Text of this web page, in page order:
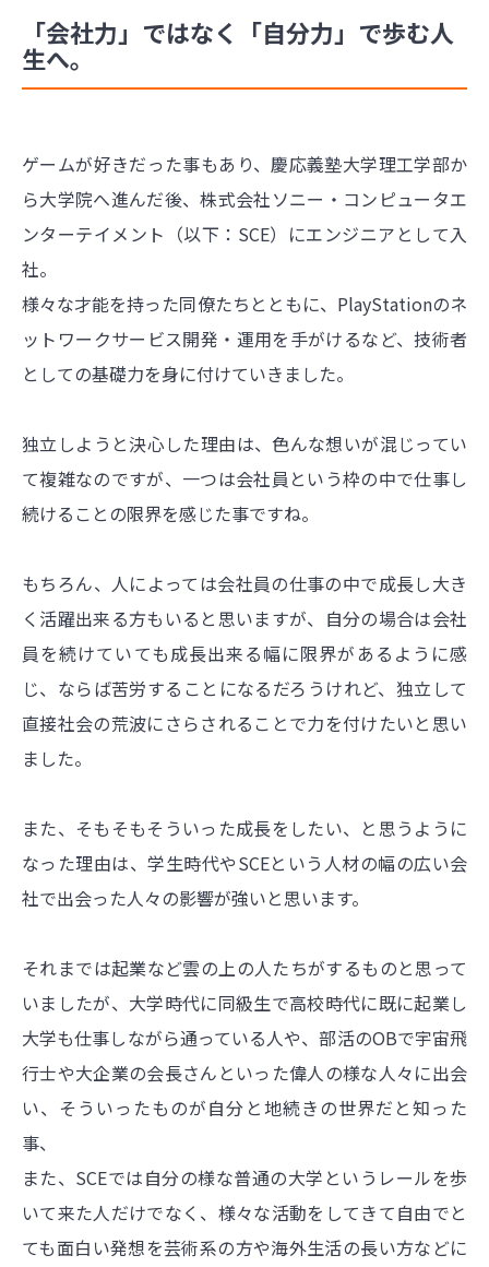
「会社力」ではなく「自分力」で歩む人
生へ。
ゲームが好きだった事もあり、慶応義塾大学理工学部か
ら大学院へ進んだ後、株式会社ソニー・コンピュータエ
ンターテイメント（以下：SCE）にエンジニアとして入
社。
様々な才能を持った同僚たちとともに、PlayStationのネ
ットワークサービス開発・運用を手がけるなど、技術者
としての基礎力を身に付けていきました。
独立しようと決心した理由は、色んな想いが混じってい
て複雑なのですが、一つは会社員という枠の中で仕事し
続けることの限界を感じた事ですね。
もちろん、人によっては会社員の仕事の中で成長し大き
く活躍出来る方もいると思いますが、自分の場合は会社
員を続けていても成長出来る幅に限界があるように感
じ、ならば苦労することになるだろうけれど、独立して
直接社会の荒波にさらされることで力を付けたいと思い
ました。
また、そもそもそういった成長をしたい、と思うように
なった理由は、学生時代やSCEという人材の幅の広い会
社で出会った人々の影響が強いと思います。
それまでは起業など雲の上の人たちがするものと思って
いましたが、大学時代に同級生で高校時代に既に起業し
大学も仕事しながら通っている人や、部活のOBで宇宙飛
行士や大企業の会長さんといった偉人の様な人々に出会
い、そういったものが自分と地続きの世界だと知った
事、
また、SCEでは自分の様な普通の大学というレールを歩
いて来た人だけでなく、様々な活動をしてきて自由でと
ても面白い発想を芸術系の方や海外生活の長い方などに